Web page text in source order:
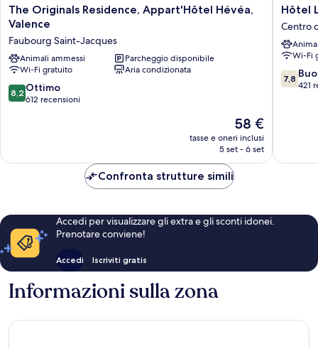
The
Originals
Appart'Hôtel
Hévéa,
Valence
Faubourg
Saint-
The Originals Residence, Appart'Hôtel Hévéa,
Valence
Faubourg Saint-Jacques
Animali ammessi
Parcheggio disponibile
Wi-Fi gratuito
Aria condizionata
8.2
su
8,2 Ottimo
612 recensioni
Il
prezzo
attuale
58 €
tasse e oneri inclusi
5 set - 6 set
Hôtel
Les
Centro
di
Valence
Hôtel
Centro
Wi-Fi
7.8
su
7,8
421
Confronta strutture simili
Accedi per visualizzare gli extra e gli sconti idonei.
Prenotare conviene!
Accedi Iscriviti gratis
Informazioni sulla zona